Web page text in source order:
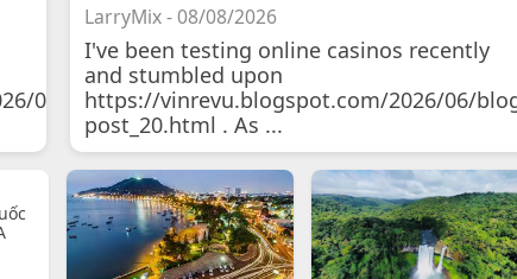
07/11/courtois-
LarryMix - 08/08/2026
I've been testing online casinos recently
and stumbled upon
https://vinrevu.blogspot.com/2026/06/
post_20.html . As ...